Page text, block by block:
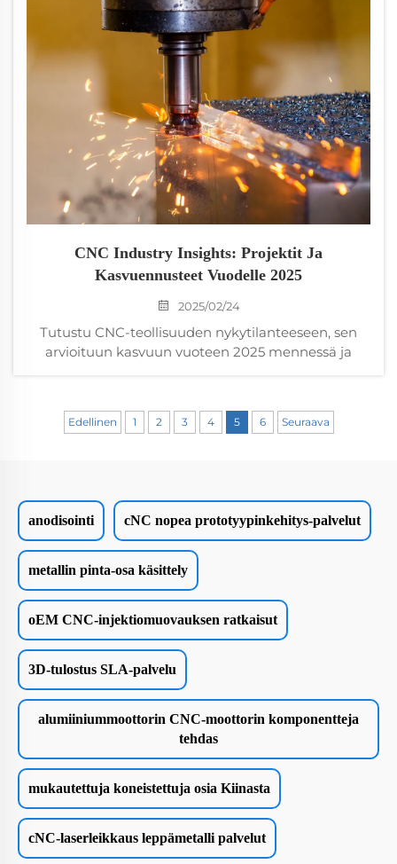
CNC Industry Insights: Projektit Ja
Kasvuennusteet Vuodelle 2025
2025/02/24
Tutustu CNC-teollisuuden nykytilanteeseen, sen
arvioituun kasvuun vuoteen 2025 mennessä ja
autoteollisuus ja terveydenhuolto, ja paljasta
haasteet ja teknologiset edistysaskeleet, jotka
Edellinen 1 2 3 4 5 6 Seuraava
anodisointi cNC nopea prototyypinkehitys-palvelut
metallin pinta-osa käsittely
oEM CNC-injektiomuovauksen ratkaisut
3D-tulostus SLA-palvelu
alumiiniummoottorin CNC-moottorin komponentteja
tehdas
mukautettuja koneistettuja osia Kiinasta
cNC-laserleikkaus leppämetalli palvelut